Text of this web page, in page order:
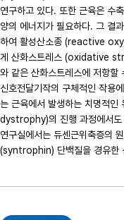
연구하고 있다. 또한 근육은 수
양의 에너지가 필요하다. 그
하여 활성산소종 (reactive
게 산화스트레스 (oxidative
와 같은 산화스트레스에 저항할
신호전달기작의 구체적인 작용
는 근육에서 발생하는 치명적
dystrophy)의 진행 과정에서도
연구실에서는 듀센근위축증의
(syntrophin) 단백질을 경유한